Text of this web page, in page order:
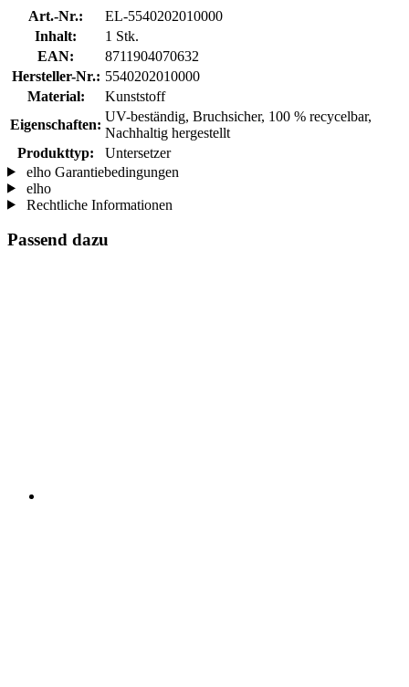
Art.-Nr.:
EL-5540202010000
Inhalt:
1 Stk.
EAN:
8711904070632
Hersteller-Nr.: 5540202010000
Material:
Kunststoff
Eigenschaften:
UV-beständig, Bruchsicher, 100 % recycelbar,
Nachhaltig hergestellt
Produkttyp:
Untersetzer
elho Garantiebedingungen
elho
Rechtliche Informationen
Passend dazu